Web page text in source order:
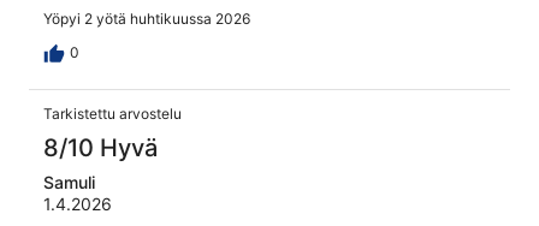
Yöpyi 2 yötä huhtikuussa 2026
0
Tarkistettu arvostelu
8/10 Hyvä
Samuli
1.4.2026